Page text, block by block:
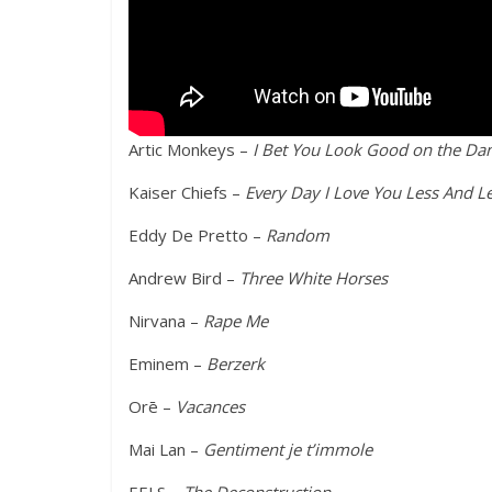
Artic Monkeys – I Bet You Look Good on the
Kaiser Chiefs – Every Day I Love You Less And
Eddy De Pretto – Random
Andrew Bird – Three White Horses
Nirvana – Rape Me
Eminem – Berzerk
Orē – Vacances
Mai Lan – Gentiment je t’immole